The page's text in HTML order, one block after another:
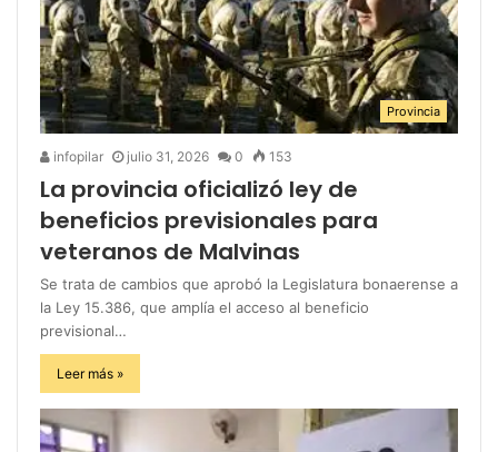
Provincia
infopilar julio 31, 2026 0 153
La provincia oficializó ley de
beneficios previsionales para
veteranos de Malvinas
Se trata de cambios que aprobó la Legislatura bonaerense a
la Ley 15.386, que amplía el acceso al beneficio
previsional…
Leer más »